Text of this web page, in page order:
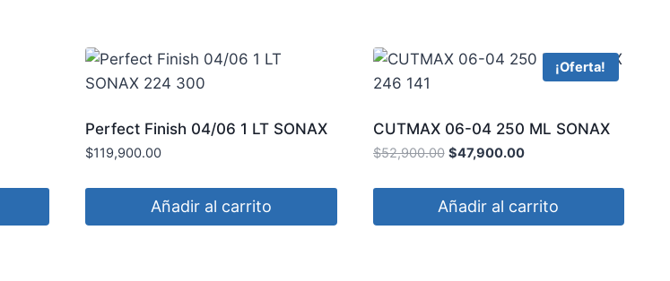
Perfect Finish 04/06 1 LT SONAX
224 300
$119,900.00
Añadir al carrito
¡Oferta!
CUTMAX 06-04 250 ML SONAX
246 141
$52,900.00 $47,900.00
Añadir al carrito